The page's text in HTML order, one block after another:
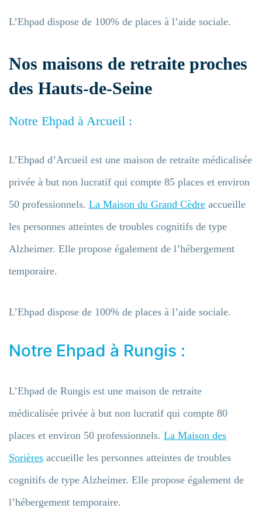
Entrez votre recherche
L’Ehpad dispose de 100% de places à l’aide sociale.
Nos maisons de retraite proches
des Hauts-de-Seine
Notre Ehpad à Arcueil :
L’Ehpad d’Arcueil est une maison de retraite médicalisée
privée à but non lucratif qui compte 85 places et environ
50 professionnels. La Maison du Grand Cèdre accueille
les personnes atteintes de troubles cognitifs de type
Alzheimer. Elle propose également de l’hébergement
temporaire.
L’Ehpad dispose de 100% de places à l’aide sociale.
Notre Ehpad à Rungis :
L’Ehpad de Rungis est une maison de retraite
médicalisée privée à but non lucratif qui compte 80
places et environ 50 professionnels. La Maison des
Sorières accueille les personnes atteintes de troubles
cognitifs de type Alzheimer. Elle propose également de
l’hébergement temporaire.